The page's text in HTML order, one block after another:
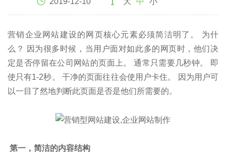
营销企业网站建设的网页核心元素必须简洁明了。 为什
么？ 因为很多时候，当用户面对如此多的网页时，他们决
定是否停留在公司网站的页面上。 通常只需要几秒钟。 即
使只有1-2秒。 干净的页面往往会使用户卡住。 因为用户可
以一目了然地判断此页面是否是他们所需要的。
第一，简洁的内容结构